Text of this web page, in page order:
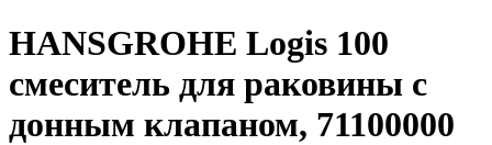
HANSGROHE Logis 100
смеситель для раковины с
донным клапаном, 71100000